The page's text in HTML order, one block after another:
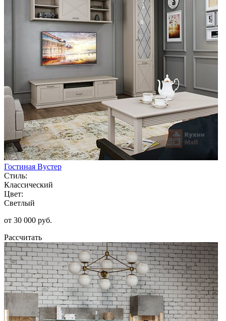
Гостиная Вустер
Стиль:
Классический
Цвет:
Светлый
от 30 000 руб.
Рассчитать